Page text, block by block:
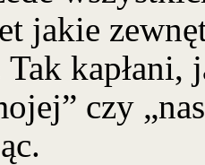
jakie
Tak
czy